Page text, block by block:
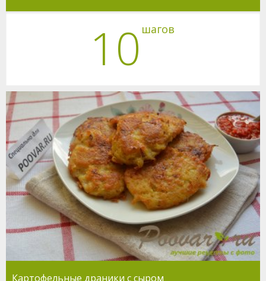
10 шагов
Картофельные драники с сыром